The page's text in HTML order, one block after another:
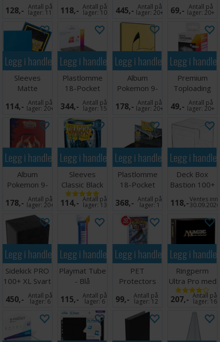
Glare Black
128,- Antall på
lager: 11
Gathering
118,- Antall på
lager: 10 445,- Antall på
lager:20+
59x91mm
69,- Antall på
lager:20+
Legg i handlekurven
Sleeves
Matte
Sapphire x100
66x91
114,- Antall på
lager: 20+
Legg i handlekurven
Plastlomme
18-Pocket
Side Load
Svart x50
344,- Antall på
lager: 15
Legg i handlekurven
Album
Pokemon 9-
Pocket
Pikachu
178,- Antall på
lager:20+
Legg i
Premium
Toploading
Exoshields -
25 stk
49,- Antall på
lager:20+
Legg i handlekurven
Album
Pokemon 9-
Pocket Mega
Charizard XY
178,- Antall på
lager: 20+
Legg i handlekurven
Sleeves
Classic Black
x100 - 63x88
m/box
114,- Antall på
lager: 13
Legg i handlekurven
Plastlomme
18-Pocket
SideLoad
Svart x 50
368,- Antall på
lager:1
Legg i
Deck Box
Bastion 100+
XL Clear
118,-Ventes inn
30.09.2026
Legg i handlekurven
Sidekick PRO
100+ XL Svart
450,- Antall på
lager:6
Legg i handlekurven
Playmat Tube
- Blå
115,- Antall på
lager:6
Legg i handlekurven
PET
Protectors
10-Pack for
Booster
99,- Antall på
lager: 12
Legg i
Ringperm
Ultra Pro med
Magic Logo
(900)
207,- Antall på
lager: 16